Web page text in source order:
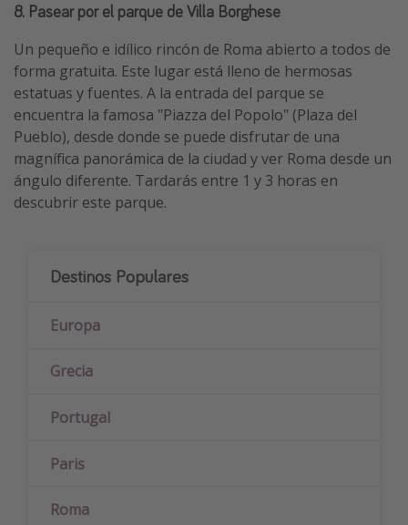
8. Pasear por el parque de Villa Borghese
Un pequeño e idílico rincón de Roma abierto a todos de
forma gratuita. Este lugar está lleno de hermosas
estatuas y fuentes. A la entrada del parque se
encuentra la famosa "Piazza del Popolo" (Plaza del
Pueblo), desde donde se puede disfrutar de una
magnífica panorámica de la ciudad y ver Roma desde un
ángulo diferente. Tardarás entre 1 y 3 horas en
descubrir este parque.
Destinos Populares
Europa
Grecia
Portugal
Paris
Roma